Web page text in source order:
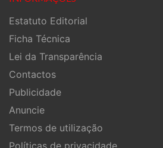
Estatuto Editorial
Ficha Técnica
Lei da Transparência
Contactos
Publicidade
Anuncie
Termos de utilização
Políticas de privacidade